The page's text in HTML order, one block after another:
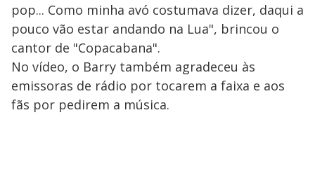
pop... Como minha avó costumava dizer, daqui a
pouco vão estar andando na Lua", brincou o
cantor de "Copacabana".
No vídeo, o Barry também agradeceu às
emissoras de rádio por tocarem a faixa e aos
fãs por pedirem a música.